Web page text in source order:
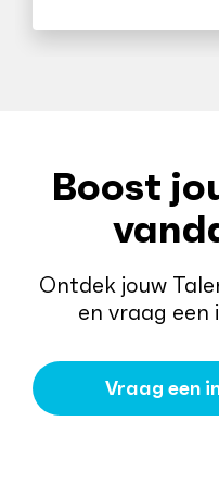
Boost
Ontdek jouw
en vraag een
Vraag een